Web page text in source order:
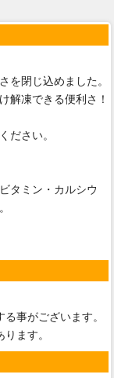
閉じ込めました。
解凍できる便利さ！
ださい。
タミン・カルシウ
事がございます。
ます。